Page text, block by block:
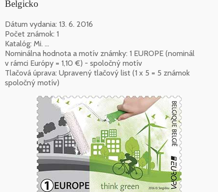
Belgicko
Dátum vydania: 13. 6. 2016
Počet známok: 1
Katalóg: Mi. ...
Nominálna hodnota a motív známky: 1 EUROPE (nominál
v rámci Európy = 1,10 €) - spoločný motív
Tlačová úprava: Upravený tlačový list (1 x 5 = 5 známok
spoločný motív)